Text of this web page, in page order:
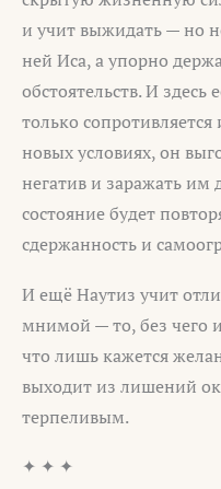
и учит выжидать — но
ней Иса, а упорно
обстоятельств. И здесь
только
новых условиях, он
негатив и заражать им
состояние будет
сдержанность и
И ещё Наутиз учит
мнимой — то, без чего
что лишь кажется
выходит из лишений
терпеливым.
✦ ✦ ✦